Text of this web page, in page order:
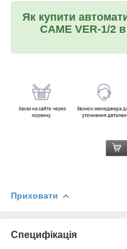
Як купити
CAME VER-1/2
Приховати
Специфікація